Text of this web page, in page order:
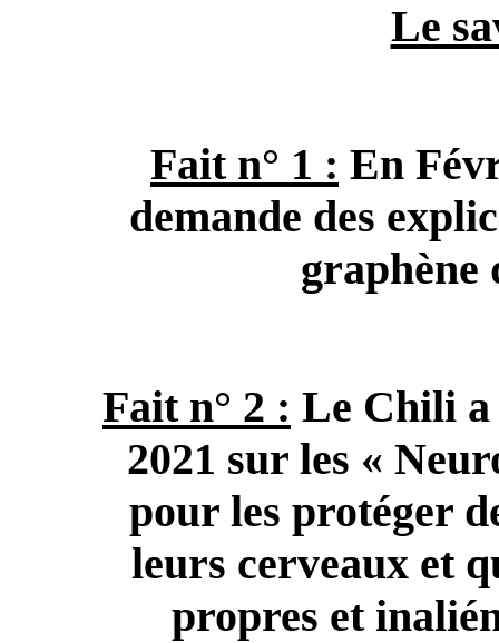
Le
Fait n° 1 : En
demande des
graphène
Fait n° 2 : Le Chili a
2021 sur les «
pour les protéger
leurs cerveaux et
propres et